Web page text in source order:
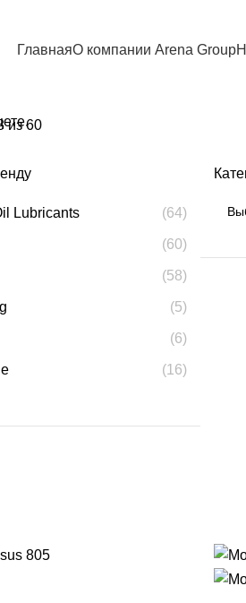
ГлавнаяО компании Arena Group
из 60
Lubricants (64)
(60)
(58)
(5)
(6)
(16)